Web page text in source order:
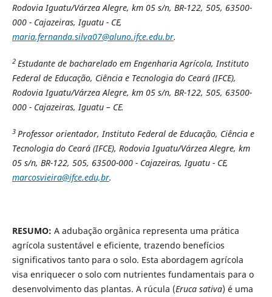
Rodovia Iguatu/Várzea Alegre, km 05 s/n, BR-122, 505, 63500-
000 - Cajazeiras, Iguatu - CE,
maria.fernanda.silva07@aluno.ifce.edu.br.
2 Estudante de bacharelado em Engenharia Agrícola, Instituto
Federal de Educação, Ciência e Tecnologia do Ceará (IFCE),
Rodovia Iguatu/Várzea Alegre, km 05 s/n, BR-122, 505, 63500-
000 - Cajazeiras, Iguatu – CE.
3 Professor orientador, Instituto Federal de Educação, Ciência e
Tecnologia do Ceará (IFCE), Rodovia Iguatu/Várzea Alegre, km
05 s/n, BR-122, 505, 63500-000 - Cajazeiras, Iguatu - CE,
marcosvieira@ifce.edu,br.
RESUMO: A adubação orgânica representa uma prática
agrícola sustentável e eficiente, trazendo benefícios
significativos tanto para o solo. Esta abordagem agrícola
visa enriquecer o solo com nutrientes fundamentais para o
desenvolvimento das plantas. A rúcula (Eruca sativa) é uma